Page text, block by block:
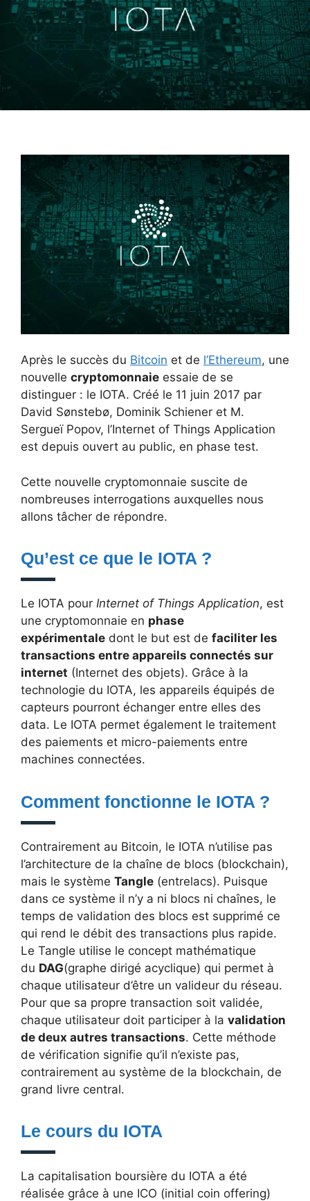
Après le succès du Bitcoin et de l’Ethereum, une
nouvelle cryptomonnaie essaie de se
distinguer : le IOTA. Créé le 11 juin 2017 par
David Sønstebø, Dominik Schiener et M.
Sergueï Popov, l’Internet of Things Application
est depuis ouvert au public, en phase test.
Cette nouvelle cryptomonnaie suscite de
nombreuses interrogations auxquelles nous
allons tâcher de répondre.
Qu’est ce que le IOTA ?
Le IOTA pour Internet of Things Application, est
une cryptomonnaie en phase
expérimentale dont le but est de faciliter les
transactions entre appareils connectés sur
internet (Internet des objets). Grâce à la
technologie du IOTA, les appareils équipés de
capteurs pourront échanger entre elles des
data. Le IOTA permet également le traitement
des paiements et micro-paiements entre
machines connectées.
Comment fonctionne le IOTA ?
Contrairement au Bitcoin, le IOTA n’utilise pas
l’architecture de la chaîne de blocs (blockchain),
mais le système Tangle (entrelacs). Puisque
dans ce système il n’y a ni blocs ni chaînes, le
temps de validation des blocs est supprimé ce
qui rend le débit des transactions plus rapide.
Le Tangle utilise le concept mathématique
du DAG(graphe dirigé acyclique) qui permet à
chaque utilisateur d’être un valideur du réseau.
Pour que sa propre transaction soit validée,
chaque utilisateur doit participer à la validation
de deux autres transactions. Cette méthode
de vérification signifie qu’il n’existe pas,
contrairement au système de la blockchain, de
grand livre central.
Le cours du IOTA
La capitalisation boursière du IOTA a été
réalisée grâce à une ICO (initial coin offering)